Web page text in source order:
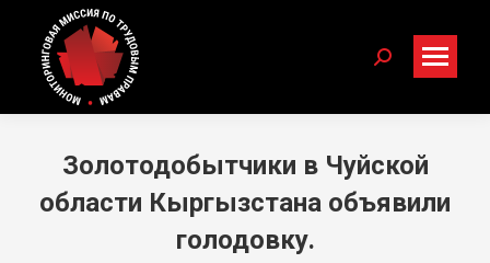
Search:
Золотодобытчики в Чуйской
области Кыргызстана объявили
голодовку.